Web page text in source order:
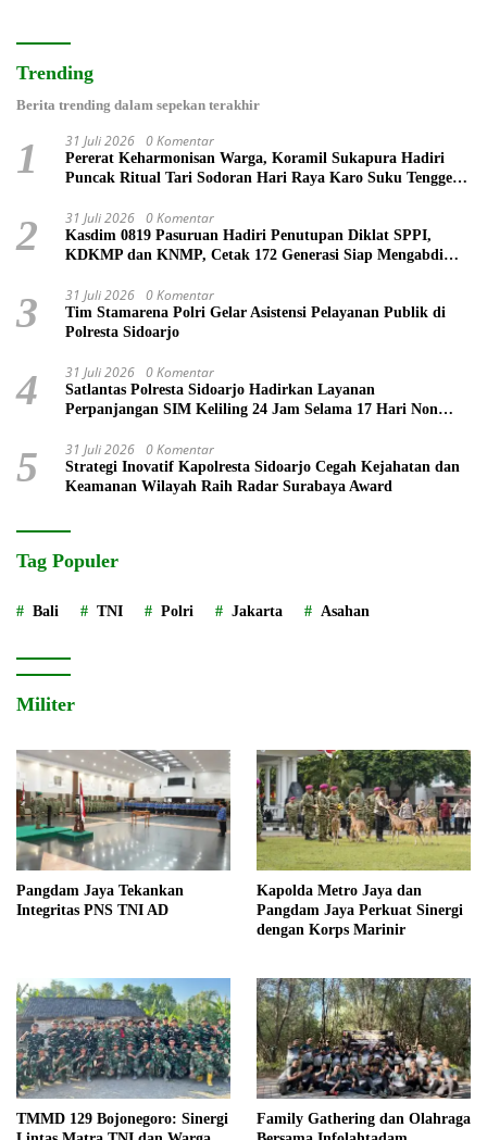
Trending
Berita trending dalam sepekan terakhir
1 31 Juli 2026 0 Komentar
Pererat Keharmonisan Warga, Koramil Sukapura Hadiri
Puncak Ritual Tari Sodoran Hari Raya Karo Suku Tengger
2 31 Juli 2026 0 Komentar
Kasdim 0819 Pasuruan Hadiri Penutupan Diklat SPPI,
KDKMP dan KNMP, Cetak 172 Generasi Siap Mengabdi
3 31 Juli 2026 0 Komentar
Tim Stamarena Polri Gelar Asistensi Pelayanan Publik di
Polresta Sidoarjo
4 31 Juli 2026 0 Komentar
Satlantas Polresta Sidoarjo Hadirkan Layanan
Perpanjangan SIM Keliling 24 Jam Selama 17 Hari Non
5 31 Juli 2026 0 Komentar
Strategi Inovatif Kapolresta Sidoarjo Cegah Kejahatan dan
Keamanan Wilayah Raih Radar Surabaya Award
Tag Populer
Bali TNI Polri Jakarta Asahan
Militer
Pangdam Jaya Tekankan
Integritas PNS TNI AD
Kapolda Metro Jaya dan
Pangdam Jaya Perkuat Sinergi
dengan Korps Marinir
TMMD 129 Bojonegoro: Sinergi
Family Gathering dan Olahraga